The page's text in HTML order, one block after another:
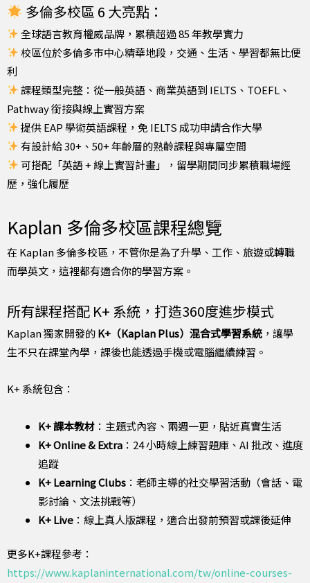
多倫多校區 6 大亮點：
全球語言教育權威品牌，累積超過 85 年教學實力
校區位於多倫多市中心精華地段，交通、生活、學習都無比便
利
課程類型完整：從一般英語、商業英語到 IELTS、TOEFL、
Pathway 銜接與線上實習方案
提供 EAP 學術英語課程，免 IELTS 成功申請合作大學
有設計給 30+、50+ 年齡層的熟齡課程與專屬空間
可搭配「英語 + 線上實習計畫」，留學期間同步累積職場經
歷，強化履歷
Kaplan 多倫多校區課程總覽
在 Kaplan 多倫多校區，不管你是為了升學、工作、旅遊或轉職
而學英文，這裡都有適合你的學習方案。
所有課程搭配 K+ 系統，打造360度進步模式
Kaplan 獨家開發的K+（Kaplan Plus）混合式學習系統 ，讓學
生不只在課堂內學，課後也能透過手機或電腦繼續練習。
K+ 系統包含：
K+ 課本教材 ：主題式內容、兩週一更，貼近真實生活
K+ Online & Extra ：24 小時線上練習題庫、AI 批改、進度
追蹤
K+ Learning Clubs ：老師主導的社交學習活動（會話、電
影討論、文法挑戰等）
K+ Live ：線上真人版課程，適合出發前預習或課後延伸
更多K+課程參考：
https://www.kaplaninternational.com/tw/online-courses-